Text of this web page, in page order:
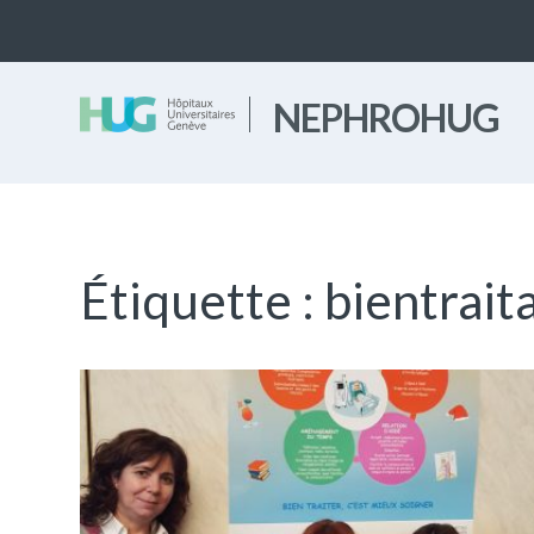
NEPHROHUG
Étiquette :